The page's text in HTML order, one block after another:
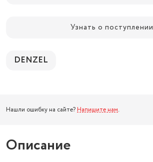
Узнать о поступлении
DENZEL
Нашли ошибку на сайте? Напишите нам.
Описание